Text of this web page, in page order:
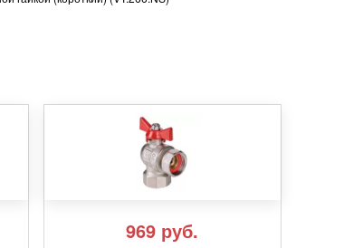
969 руб.